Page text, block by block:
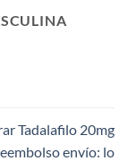
Tadalafilo 20mg
envío: lo